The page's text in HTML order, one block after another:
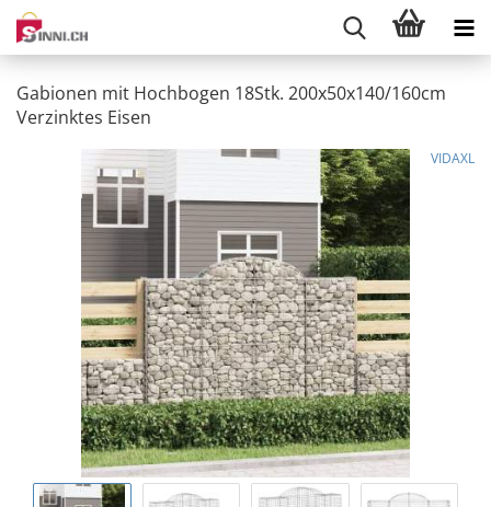
Gabionen mit Hochbogen 18Stk. 200x50x140/160cm
Verzinktes Eisen
VIDAXL